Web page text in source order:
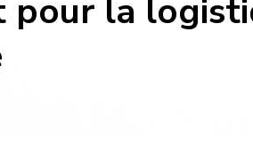
pour la